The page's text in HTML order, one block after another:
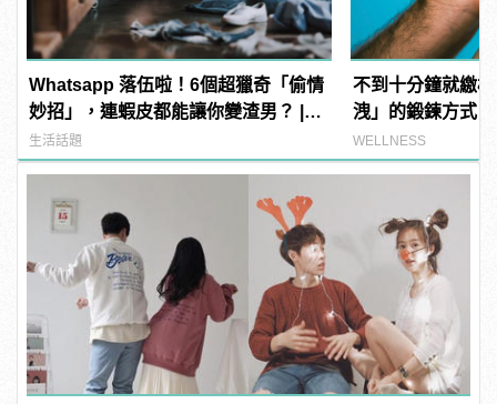
Whatsapp 落伍啦！6個超獵奇「偷情
妙招」，連蝦皮都能讓你變渣男？ |
manfashion這樣變型男
生活話題
不到十分鐘就繳
洩」的鍛鍊方式
呼吸！
WELLNESS